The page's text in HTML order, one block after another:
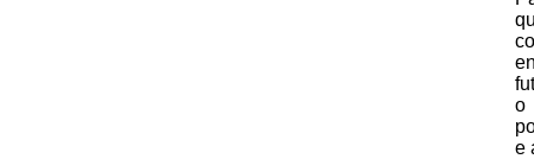
o
e